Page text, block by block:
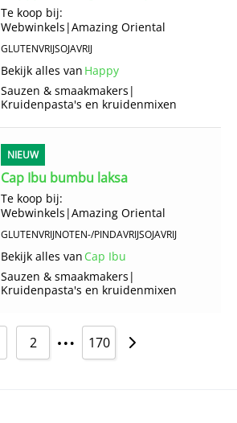
Te koop bij:
Webwinkels |Amazing Oriental
GLUTENVRIJSOJAVRIJ
Bekijk alles van Happy
Sauzen & smaakmakers |
Kruidenpasta's en kruidenmixen
NIEUW
Cap Ibu bumbu laksa
Te koop bij:
Webwinkels |Amazing Oriental
GLUTENVRIJNOTEN-/PINDAVRIJSOJAVRIJ
Bekijk alles van Cap Ibu
Sauzen & smaakmakers |
Kruidenpasta's en kruidenmixen
2 … 170